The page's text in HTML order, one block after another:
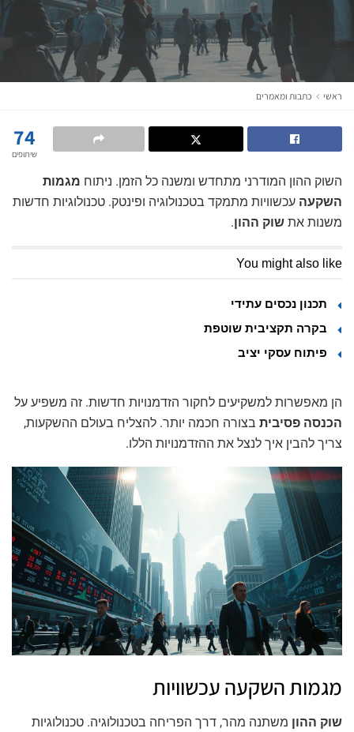
ראשי כתבות ומאמרים
74
שיתופים
השוק ההון המודרני מתחדש ומשנה כל הזמן. ניתוח מגמות
השקעה עכשוויות מתמקד בטכנולוגיה ופינטק. טכנולוגיות חדשות
משנות את שוק ההון.
You might also like
תכנון נכסים עתידי
בקרה תקציבית שוטפת
פיתוח עסקי יציב
הן מאפשרות למשקיעים לחקור הזדמנויות חדשות. זה משפיע על
הכנסה פסיבית בצורה חכמה יותר. להצליח בעולם ההשקעות,
צריך להבין איך לנצל את ההזדמנויות הללו.
מגמות השקעה עכשוויות
שוק ההון משתנה מהר, דרך הפריחה בטכנולוגיה. טכנולוגיות